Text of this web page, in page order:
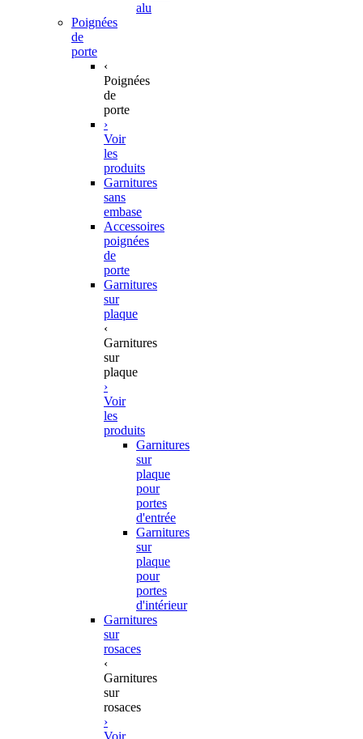
alu
Poignées
de
porte
‹
Poignées
de
porte
›
Voir
les
produits
Garnitures
sans
embase
Accessoires
poignées
de
porte
Garnitures
sur
plaque
‹
Garnitures
sur
plaque
›
Voir
les
produits
Garnitures
sur
plaque
pour
portes
d'entrée
Garnitures
sur
plaque
pour
portes
d'intérieur
Garnitures
sur
rosaces
‹
Garnitures
sur
rosaces
›
Voir